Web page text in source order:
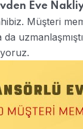
Eve
Müşteri